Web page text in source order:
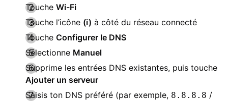
Touche Wi-Fi
Touche l’icône (i) à côté du réseau connecté
Touche Configurer le DNS
Sélectionne Manuel
Supprime les entrées DNS existantes, puis touche
Ajouter un serveur
Saisis ton DNS préféré (par exemple, 8.8.8.8 /